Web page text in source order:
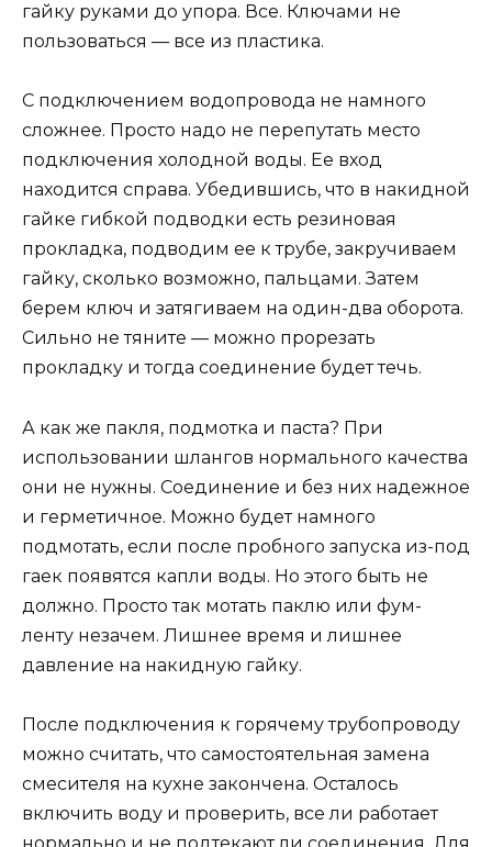
гайку руками до упора. Все. Ключами не
пользоваться — все из пластика.
С подключением водопровода не намного
сложнее. Просто надо не перепутать место
подключения холодной воды. Ее вход
находится справа. Убедившись, что в накидной
гайке гибкой подводки есть резиновая
прокладка, подводим ее к трубе, закручиваем
гайку, сколько возможно, пальцами. Затем
берем ключ и затягиваем на один-два оборота.
Сильно не тяните — можно прорезать
прокладку и тогда соединение будет течь.
А как же пакля, подмотка и паста? При
использовании шлангов нормального качества
они не нужны. Соединение и без них надежное
и герметичное. Можно будет намного
подмотать, если после пробного запуска из-под
гаек появятся капли воды. Но этого быть не
должно. Просто так мотать паклю или фум-
ленту незачем. Лишнее время и лишнее
давление на накидную гайку.
После подключения к горячему трубопроводу
можно считать, что самостоятельная замена
смесителя на кухне закончена. Осталось
включить воду и проверить, все ли работает